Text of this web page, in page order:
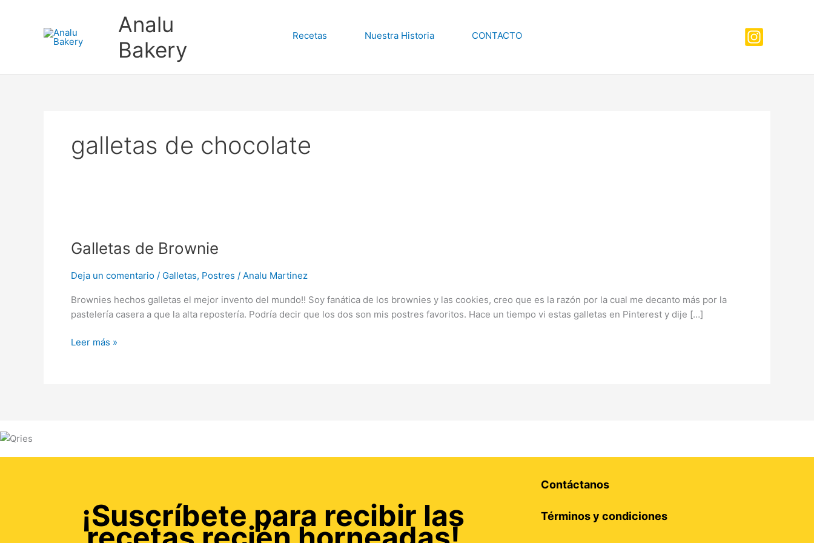
Analu
Bakery
Recetas Nuestra Historia CONTACTO
galletas de chocolate
Galletas de Brownie
Deja un comentario / Galletas, Postres / Analu Martinez
Brownies hechos galletas el mejor invento del mundo!! Soy fanática de los brownies y las cookies, creo que es la razón por la cual me decanto más por la
pastelería casera a que la alta repostería. Podría decir que los dos son mis postres favoritos. Hace un tiempo vi estas galletas en Pinterest y dije […]
Brownie
Leer más »
¡Suscríbete para recibir las
Contáctanos
Términos y condiciones